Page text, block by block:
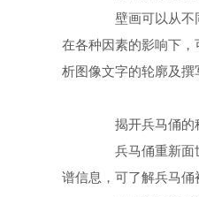
壁画可以从不同
在各种因素的影响下
析图像文字的轮廓及
揭开兵马俑的
兵马俑重新面世
谱信息，可了解兵马